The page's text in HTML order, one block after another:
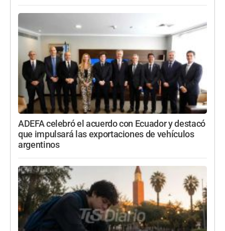
ADEFA celebró el acuerdo con Ecuador y destacó
que impulsará las exportaciones de vehículos
argentinos